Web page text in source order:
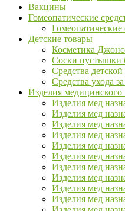
Вакцины
Гомеопатические
Гомеопатические
Детские товары
Косметика
Соски пустышки
Средства
Средства ухода
Изделия медицинского
Изделия мед
Изделия мед
Изделия мед
Изделия мед
Изделия мед
Изделия мед
Изделия мед
Изделия мед
Изделия мед
Изделия мед